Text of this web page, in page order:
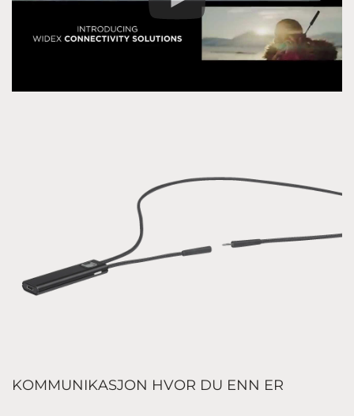
KOMMUNIKASJON HVOR DU ENN ER